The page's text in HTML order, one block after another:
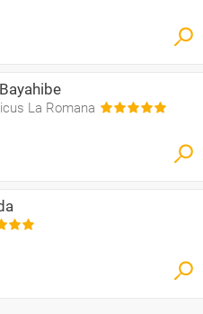
La Romana